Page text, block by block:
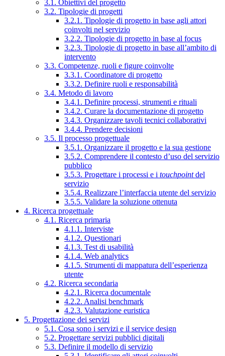
3.1. Obiettivi del progetto
3.2. Tipologie di progetti
3.2.1. Tipologie di progetto in base agli attori
coinvolti nel servizio
3.2.2. Tipologie di progetto in base al focus
3.2.3. Tipologie di progetto in base all’ambito di
intervento
3.3. Competenze, ruoli e figure coinvolte
3.3.1. Coordinatore di progetto
3.3.2. Definire ruoli e responsabilità
3.4. Metodo di lavoro
3.4.1. Definire processi, strumenti e rituali
3.4.2. Curare la documentazione di progetto
3.4.3. Organizzare tavoli tecnici collaborativi
3.4.4. Prendere decisioni
3.5. Il processo progettuale
3.5.1. Organizzare il progetto e la sua gestione
3.5.2. Comprendere il contesto d’uso del servizio
pubblico
3.5.3. Progettare i processi e i touchpointdel
servizio
3.5.4. Realizzare l’interfaccia utente del servizio
3.5.5. Validare la soluzione ottenuta
4. Ricerca progettuale
4.1. Ricerca primaria
4.1.1. Interviste
4.1.2. Questionari
4.1.3. Test di usabilità
4.1.4. Web analytics
4.1.5. Strumenti di mappatura dell’esperienza
utente
4.2. Ricerca secondaria
4.2.1. Ricerca documentale
4.2.2. Analisi benchmark
4.2.3. Valutazione euristica
5. Progettazione dei servizi
5.1. Cosa sono i servizi e il service design
5.2. Progettare servizi pubblici digitali
5.3. Definire il modello di servizio